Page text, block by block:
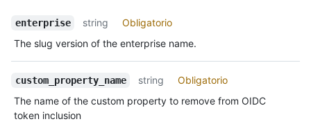
enterprise string
Obligatorio
The slug version of the enterprise name.
custom_property_name string
Obligatorio
The name of the custom property to remove from OIDC
token inclusion